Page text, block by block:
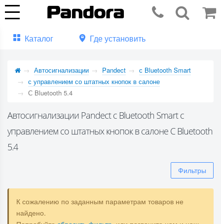
Каталог Где установить
Автосигнализации Pandect
с Bluetooth Smart
с управлением со штатных кнопок в салоне
С Bluetooth 5.4
Автосигнализации Pandect с Bluetooth Smart с
управлением со штатных кнопок в салоне С Bluetooth
5.4
Фильтры
К сожалению по заданным параметрам товаров не
найдено.